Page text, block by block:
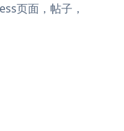
页面，帖子，